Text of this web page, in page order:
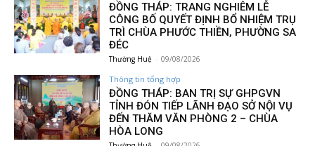
ĐỒNG THÁP: TRANG NGHIÊM LỄ
CÔNG BỐ QUYẾT ĐỊNH BỔ NHIỆM TRỤ
TRÌ CHÙA PHƯỚC THIỀN, PHƯỜNG SA
ĐÉC
Thường Huệ - 09/08/2026
Thông tin tổng hợp
ĐỒNG THÁP: BAN TRỊ SỰ GHPGVN
TỈNH ĐÓN TIẾP LÃNH ĐẠO SỞ NỘI VỤ
ĐẾN THĂM VĂN PHÒNG 2 – CHÙA
HÒA LONG